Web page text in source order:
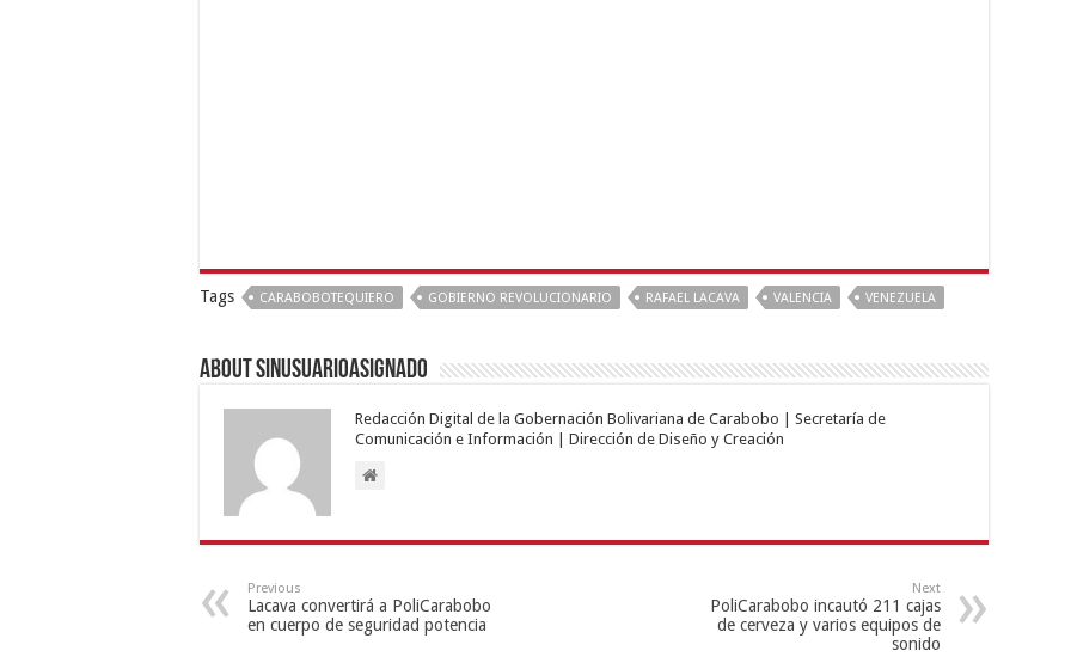
Tags CARABOBOTEQUIERO GOBIERNO REVOLUCIONARIO RAFAEL LACAVA VALENCIA VENEZUELA
About sinusuarioasignado
Redacción Digital de la Gobernación Bolivariana de Carabobo | Secretaría de
Comunicación e Información | Dirección de Diseño y Creación
Previous
Lacava convertirá a PoliCarabobo
en cuerpo de seguridad potencia
Next
PoliCarabobo incautó 211 cajas
de cerveza y varios equipos de
sonido